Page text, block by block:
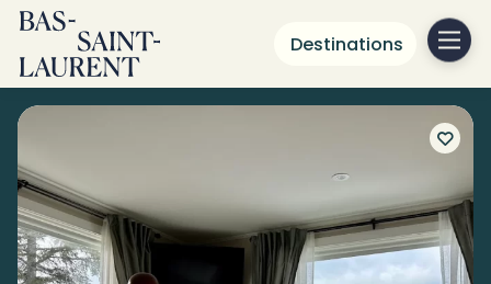
Destinations